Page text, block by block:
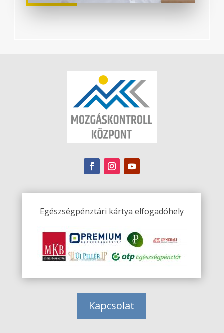
Egészségpénztári kártya elfogadóhely
Kapcsolat